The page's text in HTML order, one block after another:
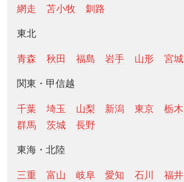
網走
苫小牧 釧路
東北
青森 秋田 福島 岩手 山形 宮城
関東・甲信越
千葉 埼玉 山梨 新潟 東京 栃木
群馬
茨城 長野
東海・北陸
三重 富山 岐阜 愛知 石川 福井